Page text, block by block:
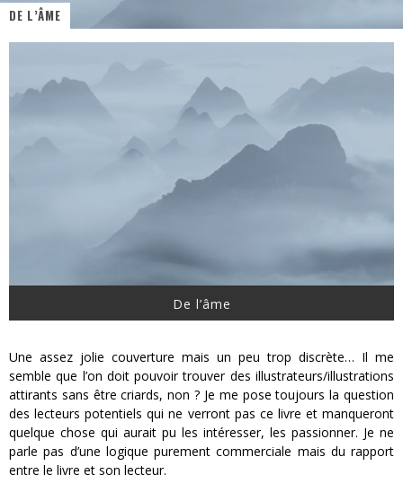
DE L’ÂME
De l’âme
Une assez jolie couverture mais un peu trop discrète… Il me
semble que l’on doit pouvoir trouver des illustrateurs/illustrations
attirants sans être criards, non ? Je me pose toujours la question
des lecteurs potentiels qui ne verront pas ce livre et manqueront
quelque chose qui aurait pu les intéresser, les passionner. Je ne
parle pas d’une logique purement commerciale mais du rapport
entre le livre et son lecteur.